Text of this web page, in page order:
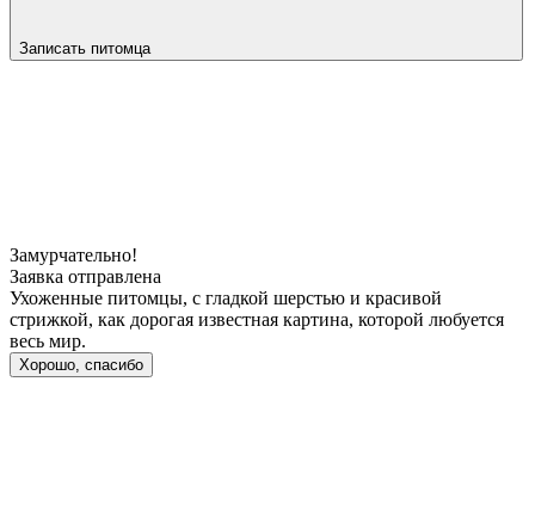
Записать питомца
Замурчательно!
Заявка отправлена
Ухоженные питомцы, с гладкой шерстью и красивой
стрижкой, как дорогая известная картина, которой любуется
весь мир.
Хорошо, спасибо